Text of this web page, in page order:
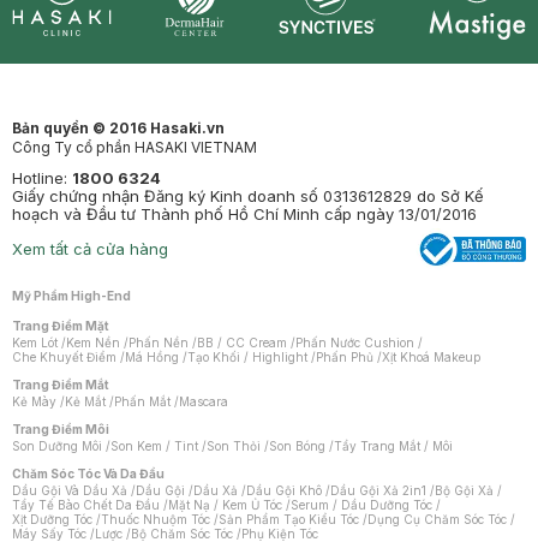
Bản quyền © 2016 Hasaki.vn
Công Ty cổ phần HASAKI VIETNAM
Hotline: 1800 6324
Giấy chứng nhận Đăng ký Kinh doanh số 0313612829 do Sở Kế
hoạch và Đầu tư Thành phố Hồ Chí Minh cấp ngày 13/01/2016
Xem tất cả cửa hàng
Mỹ Phẩm High-End
Trang Điểm Mặt
Kem Lót /Kem Nền /Phấn Nền /BB / CC Cream /Phấn Nước Cushion /
Che Khuyết Điểm /Má Hồng /Tạo Khối / Highlight /Phấn Phủ /Xịt Khoá Makeup
Trang Điểm Mắt
Kẻ Mày /Kẻ Mắt /Phấn Mắt /Mascara
Trang Điểm Môi
Son Dưỡng Môi /Son Kem / Tint /Son Thỏi /Son Bóng /Tẩy Trang Mắt / Môi
Chăm Sóc Tóc Và Da Đầu
Dầu Gội Và Dầu Xả /Dầu Gội /Dầu Xả /Dầu Gội Khô /Dầu Gội Xả 2in1 /Bộ Gội Xả /
Tẩy Tế Bào Chết Da Đầu /Mặt Nạ / Kem Ủ Tóc /Serum / Dầu Dưỡng Tóc /
Xịt Dưỡng Tóc /Thuốc Nhuộm Tóc /Sản Phẩm Tạo Kiểu Tóc /Dụng Cụ Chăm Sóc Tóc /
Máy Sấy Tóc /Lược /Bộ Chăm Sóc Tóc /Phụ Kiện Tóc